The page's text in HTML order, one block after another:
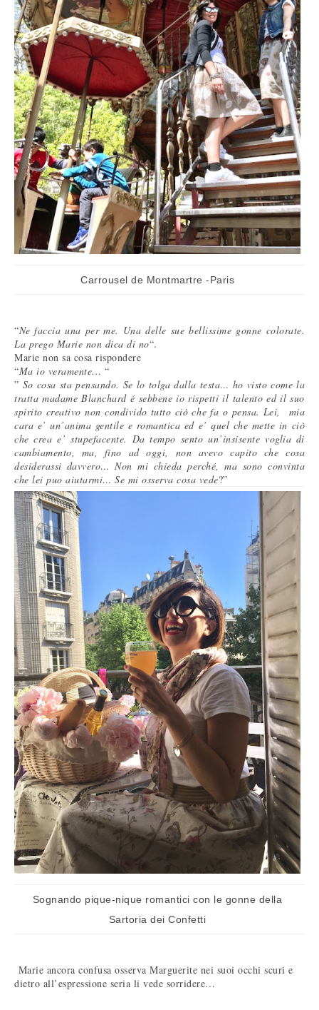
Carrousel de Montmartre -Paris
“Ne faccia una per me. Una delle sue bellissime gonne colorate.
La prego Marie non dica di no“.
Marie non sa cosa rispondere
“Ma io veramente... “
” So cosa sta pensando. Se lo tolga dalla testa… ho visto come la
tratta madame Blanchard é sebbene io rispetti il talento ed il suo
spirito creativo non condivido tutto ciò che fa o pensa. Lei, mia
cara e’ un’anima gentile e romantica ed e’ quel che mette in ciò
che crea e’ stupefacente. Da tempo sento un’insisente voglia di
cambiamento, ma, fino ad oggi, non avevo capito che cosa
desiderassi davvero… Non mi chieda perché, ma sono convinta
che lei puo aiutarmi… Se mi osserva cosa vede?”
Sognando pique-nique romantici con le gonne della
Sartoria dei Confetti
Marie ancora confusa osserva Marguerite nei suoi occhi scuri e
dietro all’espressione seria li vede sorridere…